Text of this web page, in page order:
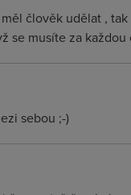
člověk udělat ,
se musíte za
sebou ;-)